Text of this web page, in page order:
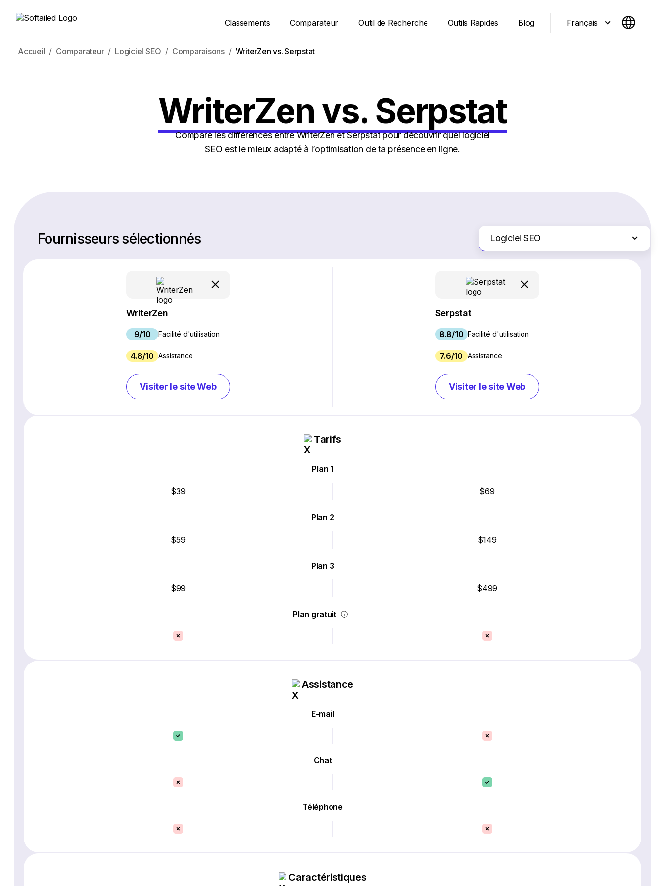
Classements Comparateur Outil de Recherche Outils Rapides Blog Français
Accueil Comparateur Logiciel SEO Comparaisons WriterZen vs. Serpstat
WriterZen vs. Serpstat
Compare les différences entre WriterZen et Serpstat pour découvrir quel logiciel
SEO est le mieux adapté à l’optimisation de ta présence en ligne.
Fournisseurs sélectionnés Logiciel SEO
Logiciel de webinaires
Gestion des réseaux sociaux
Chat en direct et chatbots
Juste les différences
WriterZen
9/10 Facilité d'utilisation
4.8/10 Assistance
Visiter le site Web
Serpstat
8.8/10 Facilité d'utilisation
7.6/10 Assistance
Visiter le site Web
Tarifs
Plan 1
$39 $69
Plan 2
$59 $149
Plan 3
$99 $499
Plan gratuit
Assistance
E-mail
Chat
Téléphone
Caractéristiques